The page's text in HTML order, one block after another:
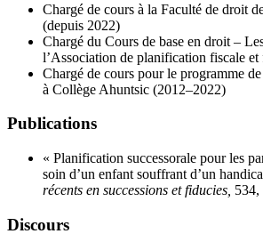
Chargé de cours à la Faculté de droit
(depuis 2022)
Chargé du Cours de base en droit –
l’Association de planification fiscale
Chargé de cours pour le programme
à Collège Ahuntsic (2012–2022)
Publications
« Planification successorale pour les
soin d’un enfant souffrant d’un
récents en successions et fiducies, 534,
Discours